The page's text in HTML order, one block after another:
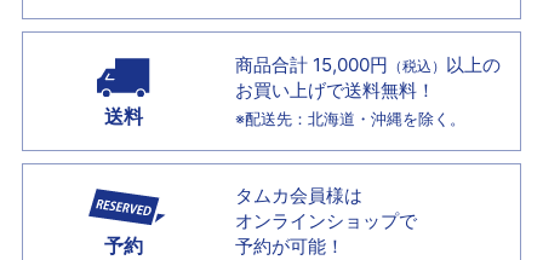
送料
商品合計 15,000円 （税込） 以上の
お買い上げで送料無料！
※配送先：北海道・沖縄を除く。
予約
タムカ会員様は
オンラインショップで
予約が可能！